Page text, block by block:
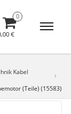
€
Kabel
(Teile) (15583)